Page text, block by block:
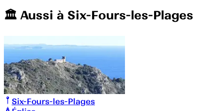
🏛️️ Aussi à Six-Fours-les-Plages
Six-Fours-les-Plages